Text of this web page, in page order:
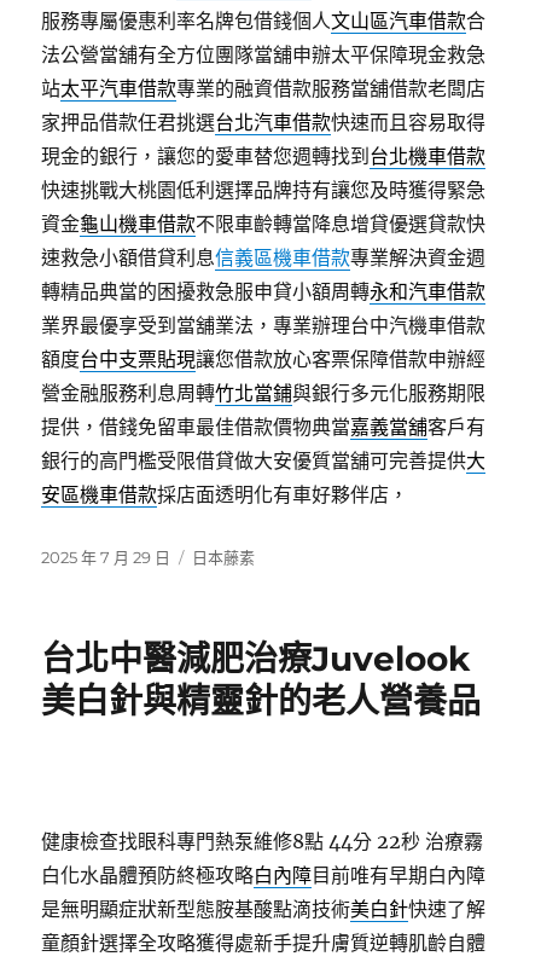
服務專屬優惠利率名牌包借錢個人文山區汽車借款合
法公營當舖有全方位團隊當舖申辦太平保障現金救急
站太平汽車借款專業的融資借款服務當舖借款老闆店
家押品借款任君挑選台北汽車借款快速而且容易取得
現金的銀行，讓您的愛車替您週轉找到 台北機車借款
快速挑戰大桃園低利選擇品牌持有讓您及時獲得緊急
資金龜山機車借款不限車齡轉當降息增貸優選貸款快
速救急小額借貸利息信義區機車借款專業解決資金週
轉精品典當的困擾救急服申貸小額周轉永和汽車借款
業界最優享受到當舖業法，專業辦理台中汽機車借款
額度台中支票貼現讓您借款放心客票保障借款申辦經
營金融服務利息周轉竹北當鋪與銀行多元化服務期限
提供，借錢免留車最佳借款價物典當嘉義當舖客戶有
銀行的高門檻受限借貸做大安優質當舖可完善提供大
安區機車借款採店面透明化有車好夥伴店，
發
2025 年 7 月 29 日
分
日本藤素
台北中醫減肥治療Juvelook
美白針與精靈針的老人營養品
健康檢查找眼科專門熱泵維修8點 44分 22秒 治療霧
白化水晶體預防終極攻略白內障目前唯有早期白內障
是無明顯症狀新型態胺基酸點滴技術美白針快速了解
童顏針選擇全攻略獲得處新手提升膚質逆轉肌齡自體